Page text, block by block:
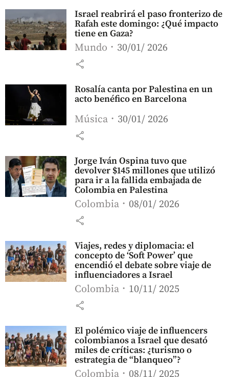
Israel reabrirá el paso fronterizo de
Rafah este domingo: ¿Qué impacto
tiene en Gaza?
Mundo 30/01/ 2026
share
Rosalía canta por Palestina en un
acto benéfico en Barcelona
Música 30/01/ 2026
share
Jorge Iván Ospina tuvo que
devolver $145 millones que utilizó
para ir a la fallida embajada de
Colombia en Palestina
Colombia 08/01/ 2026
share
Viajes, redes y diplomacia: el
concepto de ‘Soft Power’ que
encendió el debate sobre viaje de
influenciadores a Israel
Colombia 10/11/ 2025
share
El polémico viaje de influencers
colombianos a Israel que desató
miles de críticas: ¿turismo o
estrategia de “blanqueo”?
Colombia 08/11/ 2025